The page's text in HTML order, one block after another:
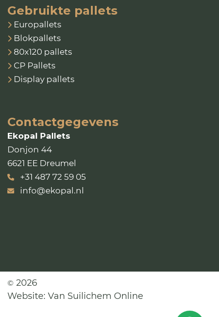
Gebruikte pallets
Europallets
Blokpallets
80x120 pallets
CP Pallets
Display pallets
Contactgegevens
Ekopal Pallets
Donjon 44
6621 EE Dreumel
+31 487 72 59 05
info@ekopal.nl
© 2026
Website: Van Suilichem Online